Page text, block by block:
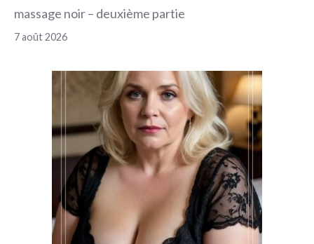
massage noir – deuxième partie
7 août 2026